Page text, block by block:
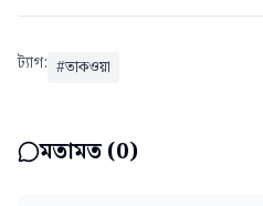
ট্যাগ: #তাকওয়া
মতামত (0)